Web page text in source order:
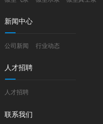
新闻中心
公司新闻 行业动态
人才招聘
人才招聘
联系我们